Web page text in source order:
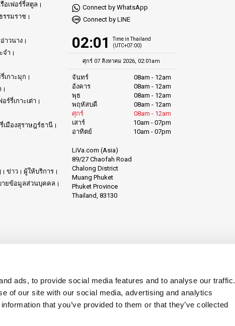
ads, to provide social media features and to analyse our traffic.
of our site with our social media, advertising and analytics
that you’ve provided to them or that they’ve collected
รือเฟอร์รี่สตูล
รรมราช
อ่าวนาง
จำ
รี่เกาะมุก
อร์รี่เกาะเต่า
รี่เมืองสุราษฎร์ธานี
ข่าว
ผู้ให้บริการ
ายข้อมูลส่วนบุคคล
Connect by WhatsApp
Connect by LINE
02:01
Time in Thailand
(UTC+07:00)
ศุกร์ 07 สิงหาคม 2026, 02:01am
จันทร์
08am - 12am
อังคาร
08am - 12am
พุธ
08am - 12am
พฤหัสบดี
08am - 12am
ศุกร์
08am - 12am
เสาร์
10am - 07pm
อาทิตย์
10am - 07pm
LiVa.com (Asia)
89/27 Chaofah Road
Chalong District
Muang Phuket
Phuket Province
Thailand, 83130